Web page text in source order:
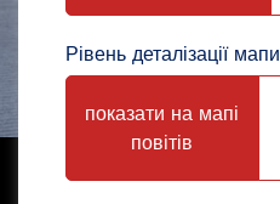
Рівень деталізації мапи
показати на мапі
повітів